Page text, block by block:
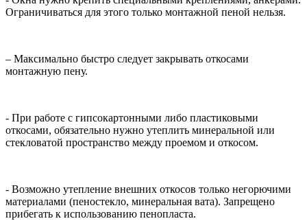
Ограничиваться для этого только монтажной пеной нельзя.
– Максимально быстро следует закрывать откосами
монтажную пену.
- При работе с гипсокартонными либо пластиковыми
откосами, обязательно нужно утеплить минеральной или
стекловатой пространство между проемом и откосом.
- Возможно утепление внешних откосов только негорючими
материалами (пеностекло, минеральная вата). Запрещено
прибегать к использованию пенопласта.